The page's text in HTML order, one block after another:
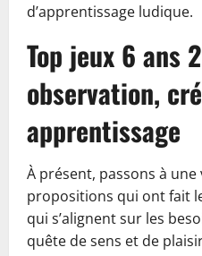
d’apprentissage ludique.
Top jeux 6 ans
observation,
apprentissage
À présent, passons à
propositions qui ont fait
qui s’alignent sur les
quête de sens et de